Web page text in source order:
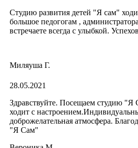
Студию развития детей "Я сам"
большое педогогам ,
встречаете всегда с улыбкой.
Миляуша Г.
28.05.2021
Здравствуйте. Посещаем студию "Я
ходит с
доброжелательная атмосфера.
"Я Сам"